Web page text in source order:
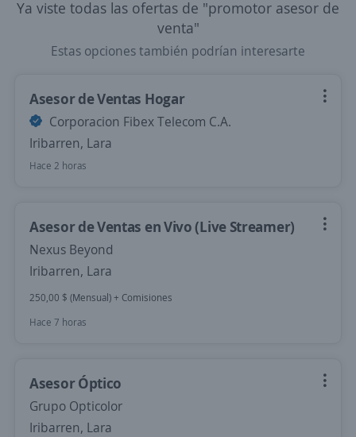
Ya viste todas las ofertas de "promotor asesor de
venta"
Estas opciones también podrían interesarte
Asesor de Ventas Hogar
Corporacion Fibex Telecom C.A.
Iribarren, Lara
Hace 2 horas
Asesor de Ventas en Vivo (Live Streamer)
Nexus Beyond
Iribarren, Lara
250,00 $ (Mensual) + Comisiones
Hace 7 horas
Asesor Óptico
Grupo Opticolor
Iribarren, Lara